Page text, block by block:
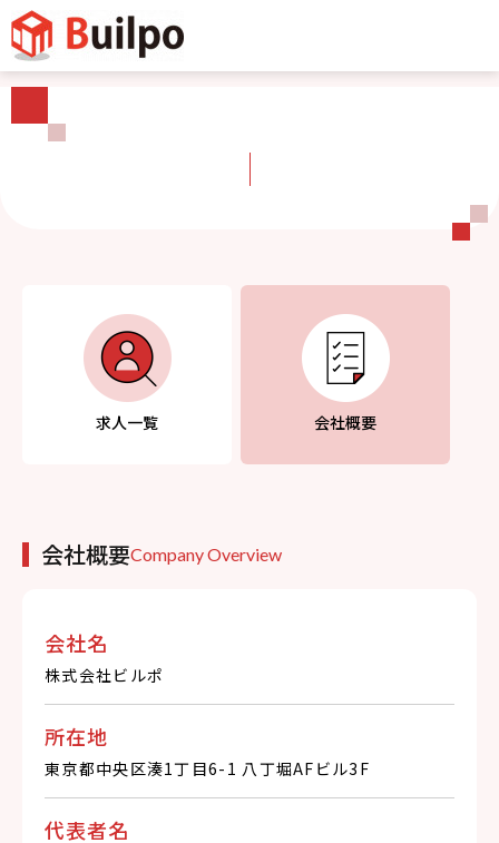
求人一覧 会社概要
会社概要Company Overview
会社名
株式会社ビルポ
所在地
東京都中央区湊1丁目6-1 八丁堀AFビル3F
代表者名